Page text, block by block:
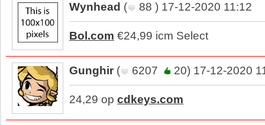
Wynhead ( 88 ) 17-12-2020 11:12
Bol.com €24,99 icm Select
Gunghir ( 6207 20) 17-12-2020
24,29 op cdkeys.com